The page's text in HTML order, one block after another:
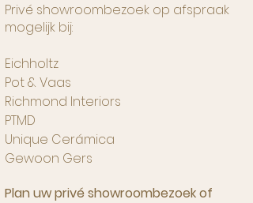
Privé showroombezoek op afspraak
mogelijk bij:
Eichholtz
Pot & Vaas
Richmond Interiors
PTMD
Unique Cerámica
Gewoon Gers
Plan uw privé showroombezoek of